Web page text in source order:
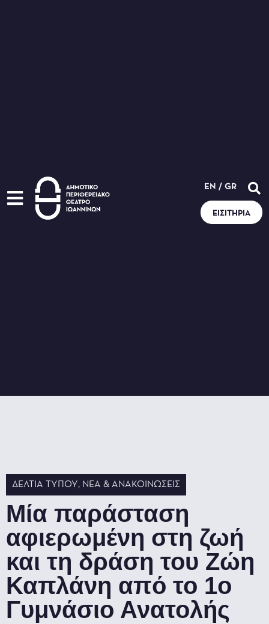
EN / GR
ΕΙΣΙΤΉΡΙΑ
ΔΕΛΤΊΑ ΤΎΠΟΥ, ΝΈΑ & ΑΝΑΚΟΙΝΏΣΕΙΣ
Μία παράσταση
αφιερωμένη στη ζωή
και τη δράση του Ζώη
Καπλάνη από το 1ο
Γυμνάσιο Ανατολής